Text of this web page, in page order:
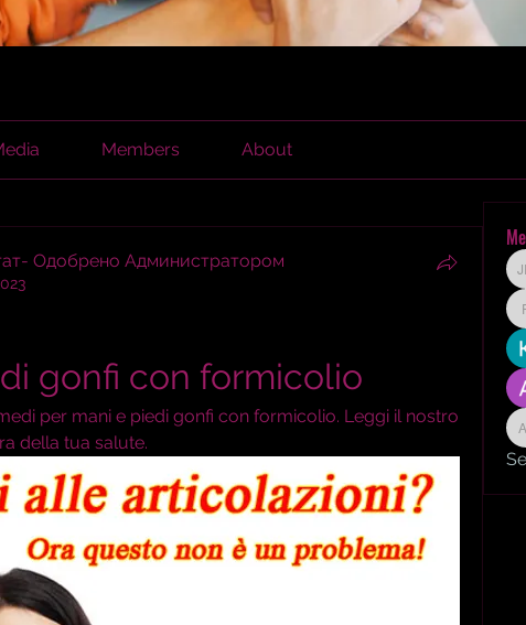
Members About
Одобрено Администратором
gonfi con formicolio
per mani e piedi gonfi con formicolio. Leggi il nostro
della tua salute.